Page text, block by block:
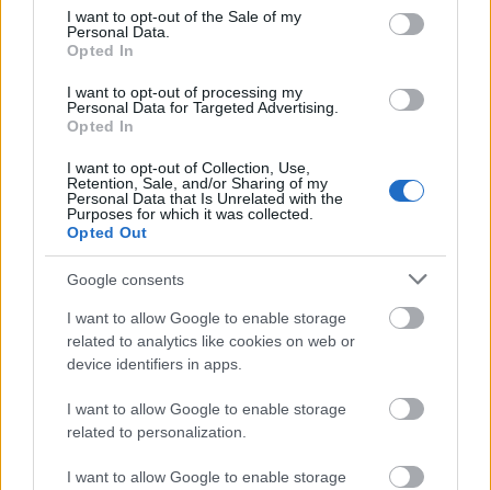
consent section.
I want to opt-out of the Sale of my
Personal Data.
Opted In
I want to opt-out of processing my
Personal Data for Targeted Advertising.
Opted In
I want to opt-out of Collection, Use,
Retention, Sale, and/or Sharing of my
Personal Data that Is Unrelated with the
Purposes for which it was collected.
Opted Out
Google consents
I want to allow Google to enable storage
related to analytics like cookies on web or
device identifiers in apps.
I want to allow Google to enable storage
related to personalization.
I want to allow Google to enable storage
Mogą Cię zainteresować również hasła
smartfon
roztocze
scrobblować
paternalizm